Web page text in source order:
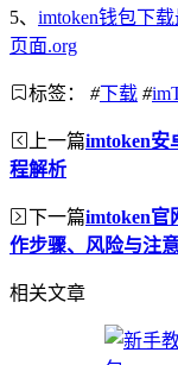
5、 imtoken钱包下
页面.org
标签： #下载 #
上一篇imtoken安
程解析
下一篇imtoken官
作步骤、风险与注
相关文章